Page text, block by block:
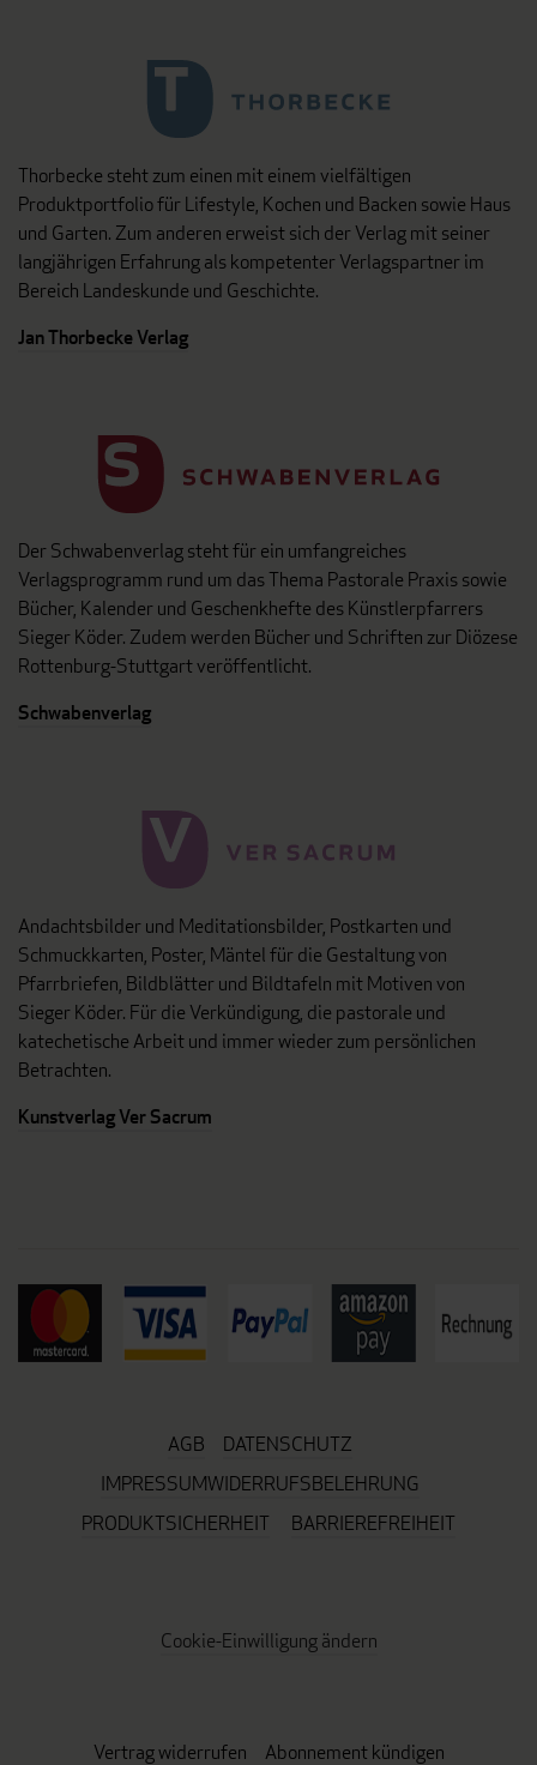
Thorbecke steht zum einen mit einem vielfältigen
Produktportfolio für Lifestyle, Kochen und Backen sowie Haus
und Garten. Zum anderen erweist sich der Verlag mit seiner
langjährigen Erfahrung als kompetenter Verlagspartner im
Bereich Landeskunde und Geschichte.
Jan Thorbecke Verlag
Der Schwabenverlag steht für ein umfangreiches
Verlagsprogramm rund um das Thema Pastorale Praxis sowie
Bücher, Kalender und Geschenkhefte des Künstlerpfarrers
Sieger Köder. Zudem werden Bücher und Schriften zur Diözese
Rottenburg-Stuttgart veröffentlicht.
Schwabenverlag
Andachtsbilder und Meditationsbilder, Postkarten und
Schmuckkarten, Poster, Mäntel für die Gestaltung von
Pfarrbriefen, Bildblätter und Bildtafeln mit Motiven von
Sieger Köder. Für die Verkündigung, die pastorale und
katechetische Arbeit und immer wieder zum persönlichen
Betrachten.
Kunstverlag Ver Sacrum
AGB
DATENSCHUTZ
IMPRESSUMWIDERRUFSBELEHRUNG
PRODUKTSICHERHEIT
BARRIEREFREIHEIT
Cookie-Einwilligung ändern
Vertrag widerrufen Abonnement kündigen